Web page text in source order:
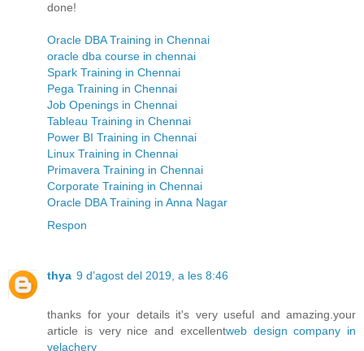
done!
Oracle DBA Training in Chennai
oracle dba course in chennai
Spark Training in Chennai
Pega Training in Chennai
Job Openings in Chennai
Tableau Training in Chennai
Power BI Training in Chennai
Linux Training in Chennai
Primavera Training in Chennai
Corporate Training in Chennai
Oracle DBA Training in Anna Nagar
Respon
thya 9 d’agost del 2019, a les 8:46
thanks for your details it's very useful and amazing.your
article is very nice and excellentweb design company in
velachery